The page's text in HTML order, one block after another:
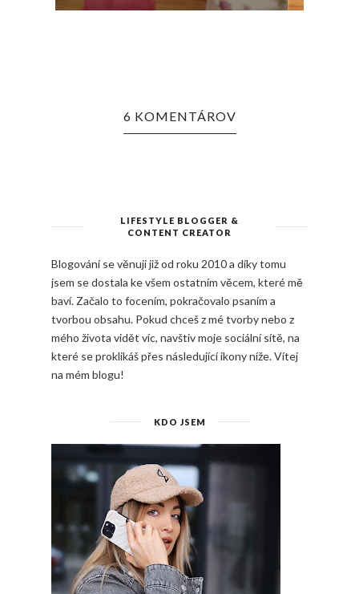
6 KOMENTÁROV
LIFESTYLE BLOGGER &
CONTENT CREATOR
Blogování se věnuji již od roku 2010 a díky tomu
jsem se dostala ke všem ostatním věcem, které mě
baví. Začalo to focením, pokračovalo psaním a
tvorbou obsahu. Pokud chceš z mé tvorby nebo z
mého života vidět víc, navštiv moje sociální sítě, na
které se proklikáš přes následující ikony níže. Vítej
na mém blogu!
KDO JSEM